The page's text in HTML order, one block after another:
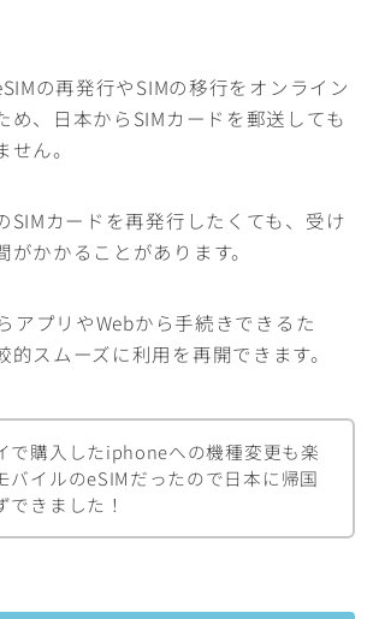
の再発行やSIMの移行をオンライン
め、日本からSIMカードを郵送しても
ん。
SIMカードを再発行したくても、受け
かかることがあります。
アプリやWebから手続きできるた
的スムーズに利用を再開できます。
で購入したiphoneへの機種変更も楽
バイルのeSIMだったので日本に帰国
できました！